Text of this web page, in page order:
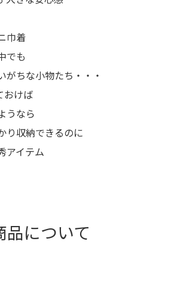
巾着
でも
がちな小物たち・・・
おけば
うなら
り収納できるのに
アイテム
品について